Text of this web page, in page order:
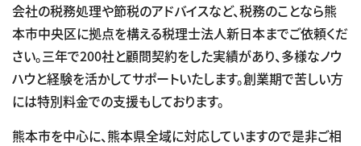
会社の税務処理や節税のアドバイスなど、税務のことなら熊
本市中央区に拠点を構える税理士法人新日本までご依頼くだ
さい。三年で200社と顧問契約をした実績があり、多様なノウ
ハウと経験を活かしてサポートいたします。創業期で苦しい方
には特別料金での支援もしております。
熊本市を中心に、熊本県全域に対応していますので是非ご相